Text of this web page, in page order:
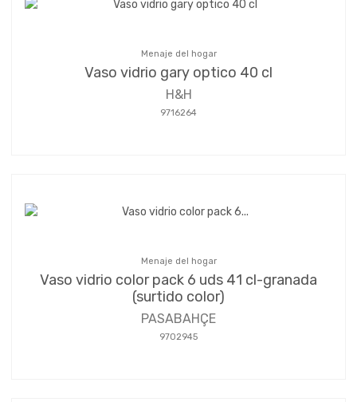
Menaje del hogar
Vaso vidrio gary optico 40 cl
H&H
9716264
Menaje del hogar
Vaso vidrio color pack 6 uds 41 cl-granada
(surtido color)
PASABAHÇE
9702945